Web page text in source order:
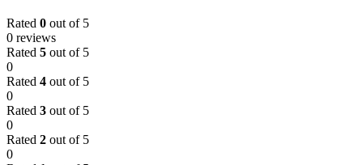
Rated 0 out of 5
0 reviews
Rated 5 out of 5
0
Rated 4 out of 5
0
Rated 3 out of 5
0
Rated 2 out of 5
0